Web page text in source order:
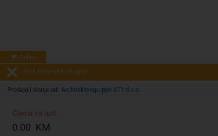
Online
Rok isporuke na upit!
Prodaja i slanje od: Architektengruppe S71 d.o.o.
Cijena na upit
0.00 KM